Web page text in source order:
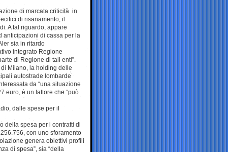
di marcata criticità in
di risanamento, il
A tal riguardo, appare
anticipazioni di cassa per la
sia in ritardo
integrato Regione
di Regione di tali enti”.
Milano, la holding delle
autostrade lombarde
da “una situazione
euro, è un fattore che “può
dalle spese per il
della spesa per i contratti di
con uno sforamento
genera obiettivi profili
di spesa”, sia “della